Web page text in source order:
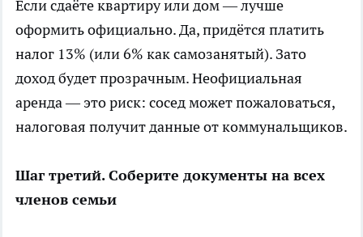
Если сдаёте квартиру или дом — лучше
оформить официально. Да, придётся платить
налог 13% (или 6% как самозанятый). Зато
доход будет прозрачным. Неофициальная
аренда — это риск: сосед может пожаловаться,
налоговая получит данные от коммунальщиков.
Шаг третий. Соберите документы на всех
членов семьи